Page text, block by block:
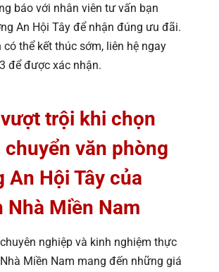
báo với nhân viên tư vấn bạn
An Hội Tây để nhận đúng ưu đãi.
có thể kết thúc sớm, liên hệ ngay
để được xác nhận.
trội khi chọn
văn phòng
An Hội Tây của
Nhà Miền Nam
nghiệp và kinh nghiệm thực
Miền Nam mang đến những giá